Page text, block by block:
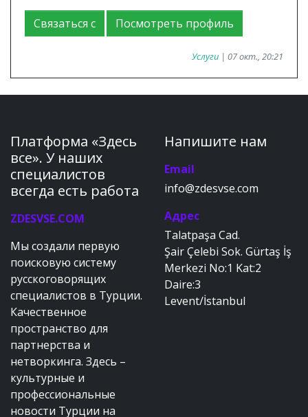
Связаться с Посмотреть профиль
Услуги | 07 окт., 20:21
Платформа «Здесь
все». У наших
специалистов
всегда есть работа
ZDESVSE.COM
Мы создали первую
поисковую систему
русскоговорящих
специалистов в Турции.
Качественное
пространство для
партнерства и
нетворкинга. Здесь –
культурные и
профессиональные
новости Турции на
Напишите нам
Email
info@zdesvse.com
Адрес
Talatpaşa Cad.
Şair Çelebi Sok. Gürtaş İş
Merkezi No:1 Kat:2
Daire:3
Levent/İstanbul